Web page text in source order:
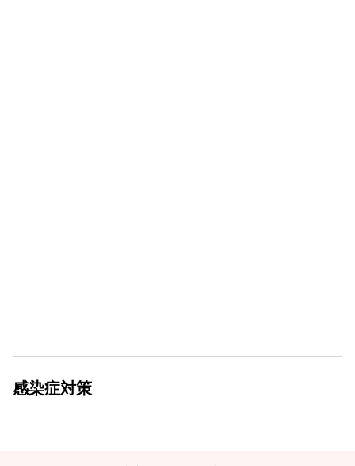
感染症対策